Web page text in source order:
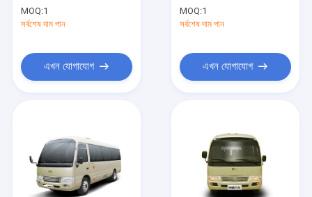
ব্যাটারি ইলেকট্রিক বাস
ইলেকট্রিক মিনি বাস
ডিজেল সিটি বাস
ডিজেল ইঞ্জিন বাস
কোস্টার বাস
MOQ:1
সর্বশেষ দাম পান
এখন যোগাযোগ
বাস
MOQ:1
সর্বশেষ দাম পান
এখন যোগাযোগ